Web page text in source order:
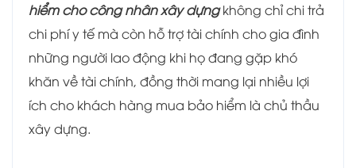
hiểm cho công nhân xây dựngkhông chỉ chi trả
chi phí y tế mà còn hỗ trợ tài chính cho gia đình
những người lao động khi họ đang gặp khó
khăn về tài chính, đồng thời mang lại nhiều lợi
ích cho khách hàng mua bảo hiểm là chủ thầu
xây dựng.